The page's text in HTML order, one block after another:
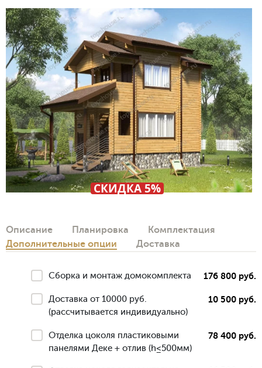
СКИДКА 5%
Описание Планировка
Комплектация
Дополнительные опции
Доставка
Сборка и монтаж домокомплекта 176 800 руб.
Доставка от 10000 руб.
(рассчитывается индивидуально)
10 500 руб.
Отделка цоколя пластиковыми
панелями Деке + отлив (h≤500мм)
78 400 руб.